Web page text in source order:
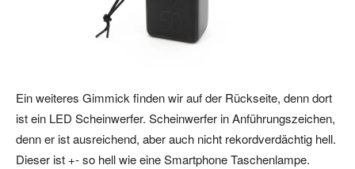
Ein weiteres Gimmick finden wir auf der Rückseite, denn dort
ist ein LED Scheinwerfer. Scheinwerfer in Anführungszeichen,
denn er ist ausreichend, aber auch nicht rekordverdächtig hell.
Dieser ist +- so hell wie eine Smartphone Taschenlampe.